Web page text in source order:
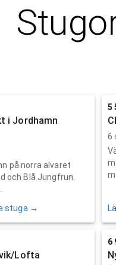
i Jordhamn
på norra alvaret
och Blå Jungfrun.
stuga →
5
6
Lofta
6